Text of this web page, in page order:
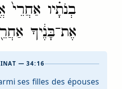
בְנֹתָ֗יו אַחֲרֵי֙
אֶת־בָּנֶ֔יךָ
— 34:16
ses filles des épouses